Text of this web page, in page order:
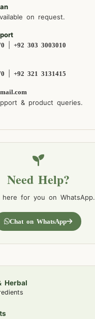
on request.
+92 303 3003010
+92 321 3131415
& product queries.
Need Help?
here for you on WhatsApp.
Chat on WhatsApp
Herbal